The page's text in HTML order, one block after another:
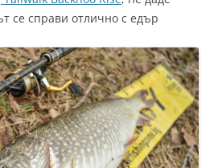
се справи отлично с едър